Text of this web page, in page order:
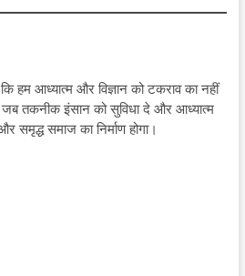
आध्यात्म और विज्ञान को टकराव का नहीं
जब तकनीक इंसान को सुविधा दे और आध्यात्म
समाज का निर्माण होगा।